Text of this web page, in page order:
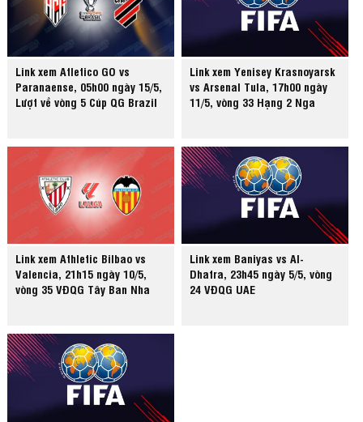
Link xem Atletico GO vs
Paranaense, 05h00 ngày 15/5,
Lượt về vòng 5 Cúp QG Brazil
Link xem Yenisey Krasnoyarsk
vs Arsenal Tula, 17h00 ngày
11/5, vòng 33 Hạng 2 Nga
Link xem Athletic Bilbao vs
Valencia, 21h15 ngày 10/5,
vòng 35 VĐQG Tây Ban Nha
Link xem Baniyas vs Al-
Dhafra, 23h45 ngày 5/5, vòng
24 VĐQG UAE